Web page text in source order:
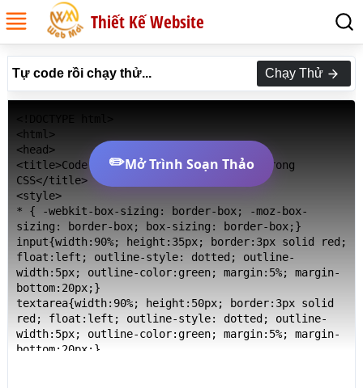
Thiết Kế Website
Tự code rồi chạy thử... Chạy Thử
<html>
<head>
<title>Code Thuộc tính outline-offset trong
CSS</title>
<style>
* { -webkit-box-sizing: border-box; -moz-box-
sizing: border-box; box-sizing: border-box;}
input{width:90%; height:35px; border:3px solid red;
float:left; outline-style: dotted; outline-
width:5px; outline-color:green; margin:5%; margin-
bottom:20px;}
textarea{width:90%; height:50px; border:3px solid
red; float:left; outline-style: dotted; outline-
width:5px; outline-color:green; margin:5%; margin-
bottom:20px;}
✏️Mở Trình Soạn Thảo